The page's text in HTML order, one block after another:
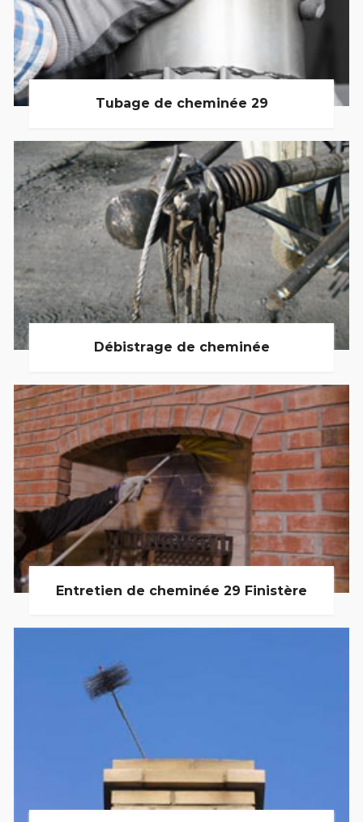
Tubage de cheminée 29
Débistrage de cheminée
Entretien de cheminée 29 Finistère